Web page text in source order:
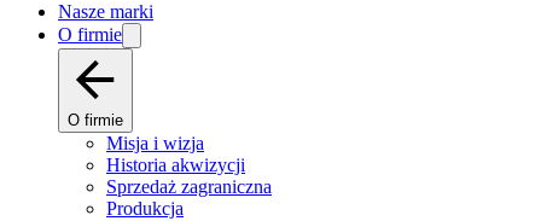
Nasze marki
O firmie
O firmie
Misja i wizja
Historia akwizycji
Sprzedaż zagraniczna
Produkcja